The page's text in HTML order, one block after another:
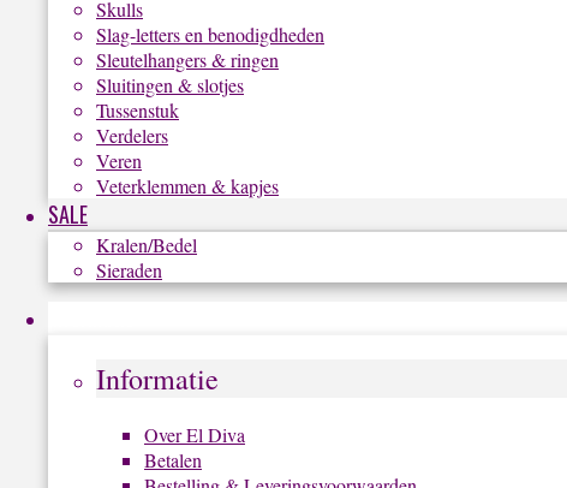
Skulls
Slag-letters en benodigdheden
Sleutelhangers & ringen
Sluitingen & slotjes
Tussenstuk
Verdelers
Veren
Veterklemmen & kapjes
SALE
Kralen/Bedel
Sieraden
Informatie
Over El Diva
Betalen